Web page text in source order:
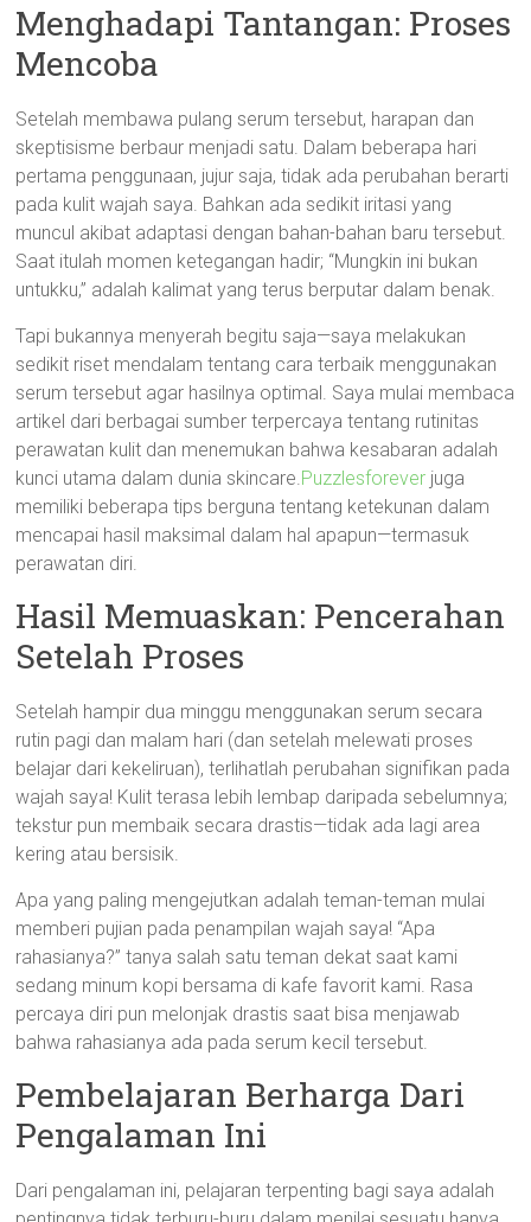
Menghadapi Tantangan: Proses
Mencoba
Setelah membawa pulang serum tersebut, harapan dan
skeptisisme berbaur menjadi satu. Dalam beberapa hari
pertama penggunaan, jujur saja, tidak ada perubahan berarti
pada kulit wajah saya. Bahkan ada sedikit iritasi yang
muncul akibat adaptasi dengan bahan-bahan baru tersebut.
Saat itulah momen ketegangan hadir; “Mungkin ini bukan
untukku,” adalah kalimat yang terus berputar dalam benak.
Tapi bukannya menyerah begitu saja—saya melakukan
sedikit riset mendalam tentang cara terbaik menggunakan
serum tersebut agar hasilnya optimal. Saya mulai membaca
artikel dari berbagai sumber terpercaya tentang rutinitas
perawatan kulit dan menemukan bahwa kesabaran adalah
kunci utama dalam dunia skincare.Puzzlesforever juga
memiliki beberapa tips berguna tentang ketekunan dalam
mencapai hasil maksimal dalam hal apapun—termasuk
perawatan diri.
Hasil Memuaskan: Pencerahan
Setelah Proses
Setelah hampir dua minggu menggunakan serum secara
rutin pagi dan malam hari (dan setelah melewati proses
belajar dari kekeliruan), terlihatlah perubahan signifikan pada
wajah saya! Kulit terasa lebih lembap daripada sebelumnya;
tekstur pun membaik secara drastis—tidak ada lagi area
kering atau bersisik.
Apa yang paling mengejutkan adalah teman-teman mulai
memberi pujian pada penampilan wajah saya! “Apa
rahasianya?” tanya salah satu teman dekat saat kami
sedang minum kopi bersama di kafe favorit kami. Rasa
percaya diri pun melonjak drastis saat bisa menjawab
bahwa rahasianya ada pada serum kecil tersebut.
Pembelajaran Berharga Dari
Pengalaman Ini
Dari pengalaman ini, pelajaran terpenting bagi saya adalah